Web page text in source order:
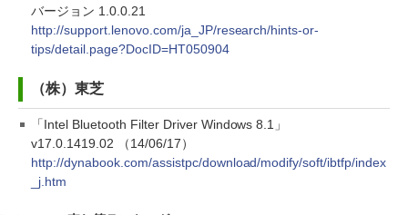
バージョン 1.0.0.21
http://support.lenovo.com/ja_JP/research/hints-or-
tips/detail.page?DocID=HT050904
（株）東芝
「Intel Bluetooth Filter Driver Windows 8.1」
v17.0.1419.02 （14/06/17）
http://dynabook.com/assistpc/download/modify/soft/ibtfp/index
_j.htm